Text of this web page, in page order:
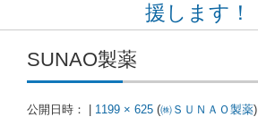
援します！
SUNAO製薬
公開日時： 1199 × 625 (㈱ＳＵＮＡＯ製薬)